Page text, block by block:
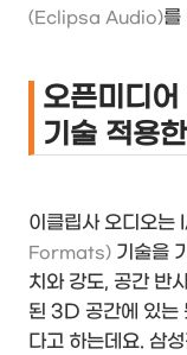
(Eclipsa Audio)를
오픈미디
기술 적용
이클립사 오디오
Formats) 기술을
치와 강도, 공간 반
된 3D 공간에 있는
다고 하는데요. 삼